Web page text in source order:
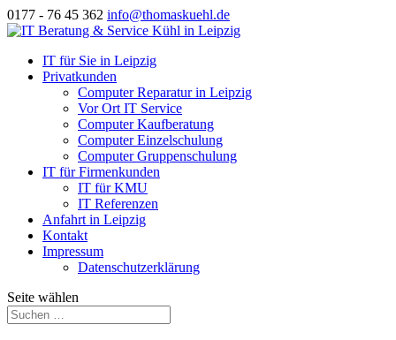
0177 - 76 45 362 info@thomaskuehl.de
IT für Sie in Leipzig
Privatkunden
Computer Reparatur in Leipzig
Vor Ort IT Service
Computer Kaufberatung
Computer Einzelschulung
Computer Gruppenschulung
IT für Firmenkunden
IT für KMU
IT Referenzen
Anfahrt in Leipzig
Kontakt
Impressum
Datenschutzerklärung
Seite wählen